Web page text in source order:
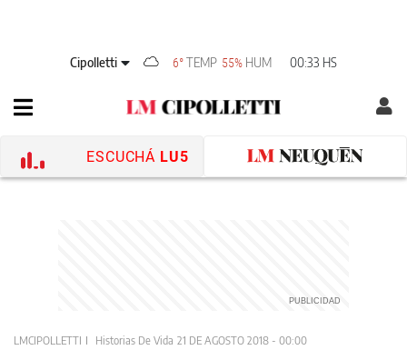
Cipolletti 6° TEMP 55% HUM 00:33 HS
ESCUCHÁ LU5
LMCIPOLLETTI Historias De Vida 21 DE AGOSTO 2018 - 00:00